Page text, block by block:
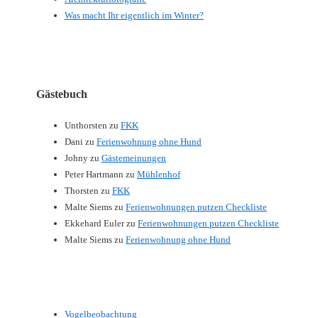
Was macht Ihr eigentlich im Winter?
Gästebuch
Unthorsten zu FKK
Dani zu Ferienwohnung ohne Hund
Johny zu Gästemeinungen
Peter Hartmann zu Mühlenhof
Thorsten zu FKK
Malte Siems zu Ferienwohnungen putzen Checkliste
Ekkehard Eulerzu Ferienwohnungen putzen Checkliste
Malte Siems zu Ferienwohnung ohne Hund
Vogelbeobachtung